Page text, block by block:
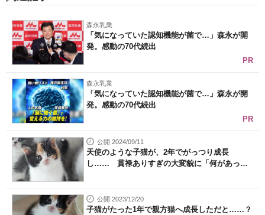
森永乳業
「気になっていた認知機能が菌で…」森永が開
発。感動の70代続出
PR
森永乳業
「気になっていた認知機能が菌で…」森永が開
発。感動の70代続出
PR
公開 2024/09/11
天使のような子猫が、2年でがっつり成長
し…… 貫禄ありすぎの大変貌に「何があっ
公開 2023/12/20
子猫がたった1年で親方猫へ成長しただと……？